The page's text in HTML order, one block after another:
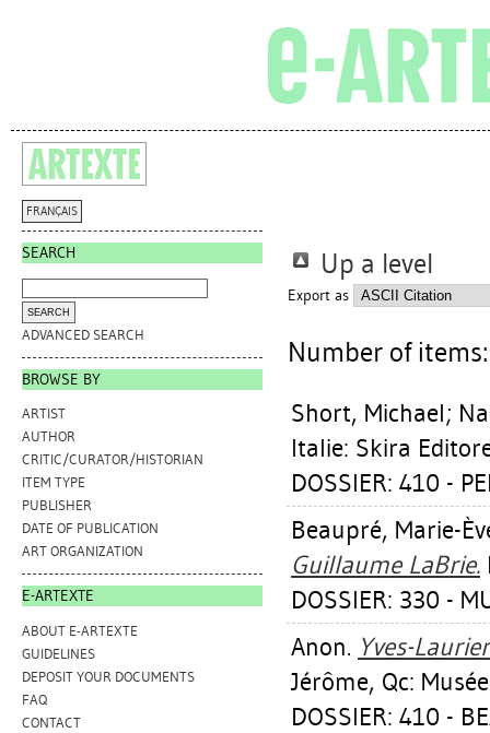
FRANÇAIS
SEARCH
ADVANCED SEARCH
BROWSE BY
ARTIST
AUTHOR
CRITIC/CURATOR/HISTORIAN
ITEM TYPE
PUBLISHER
DATE OF PUBLICATION
ART ORGANIZATION
E-ARTEXTE
ABOUT E-ARTEXTE
GUIDELINES
DEPOSIT YOUR DOCUMENTS
FAQ
CONTACT
Up a level
Export as
Number of
Short, Michael;
Italie: Skira
DOSSIER: 410 -
Beaupré, Marie-
Guillaume LaBrie.
DOSSIER: 330 -
Anon. Yves-
Jérôme, Qc:
DOSSIER: 410 -